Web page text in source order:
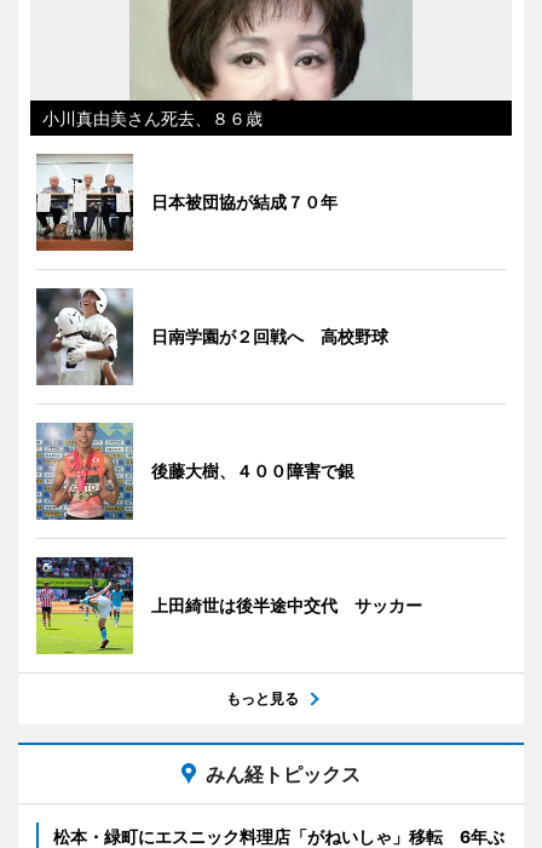
小川真由美さん死去、８６歳
日本被団協が結成７０年
日南学園が２回戦へ 高校野球
後藤大樹、４００障害で銀
上田綺世は後半途中交代 サッカー
もっと見る
みん経トピックス
松本・緑町にエスニック料理店「がねいしゃ」移転 6年ぶ